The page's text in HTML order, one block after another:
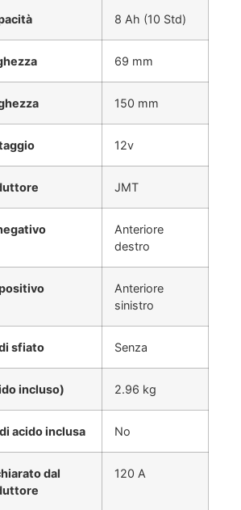
8 Ah (10 Std)
69 mm
150 mm
12v
JMT
Anteriore
destro
Anteriore
sinistro
sfiato Senza
incluso) 2.96 kg
acido inclusa No
dal
120 A